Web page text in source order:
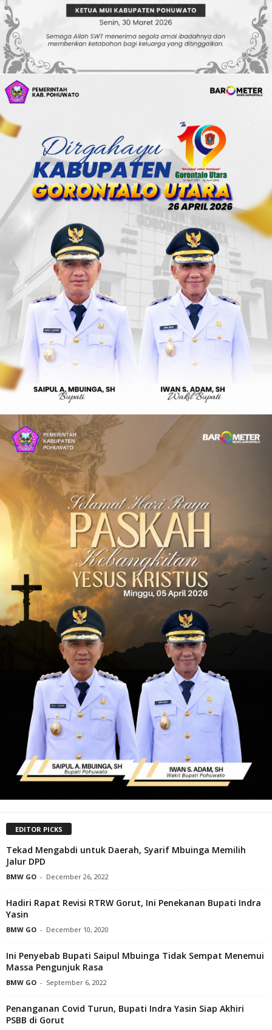
EDITOR PICKS
Tekad Mengabdi untuk Daerah, Syarif Mbuinga Memilih
Jalur DPD
BMW GO - December 26, 2022
Hadiri Rapat Revisi RTRW Gorut, Ini Penekanan Bupati Indra
Yasin
BMW GO - December 10, 2020
Ini Penyebab Bupati Saipul Mbuinga Tidak Sempat Menemui
Massa Pengunjuk Rasa
BMW GO - September 6, 2022
Penanganan Covid Turun, Bupati Indra Yasin Siap Akhiri
PSBB di Gorut